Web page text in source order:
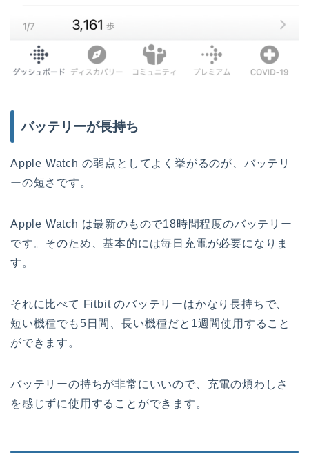
バッテリーが長持ち
Apple Watch の弱点としてよく挙がるのが、バッテリ
ーの短さです。
Apple Watch は最新のもので18時間程度のバッテリー
です。そのため、基本的には毎日充電が必要になりま
す。
それに比べて Fitbit のバッテリーはかなり長持ちで、
短い機種でも5日間、長い機種だと1週間使用すること
ができます。
バッテリーの持ちが非常にいいので、充電の煩わしさ
を感じずに使用することができます。